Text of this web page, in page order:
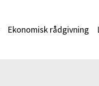
Ekonomisk rådgivning